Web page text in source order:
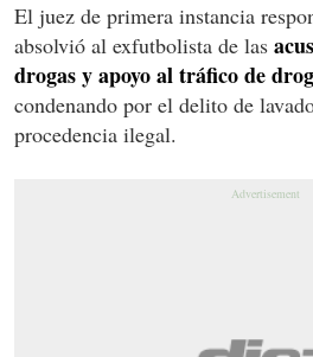
El juez de primera instancia
absolvió al exfutbolista de las
drogas y apoyo al tráfico de
condenando por el delito de
procedencia ilegal.